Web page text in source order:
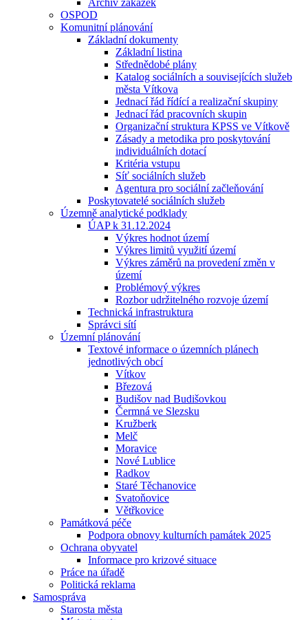
Archiv zakázek
OSPOD
Komunitní plánování
Základní dokumenty
Základní listina
Střednědobé plány
Katalog sociálních a souvisejících služeb
města Vítkova
Jednací řád řídící a realizační skupiny
Jednací řád pracovních skupin
Organizační struktura KPSS ve Vítkově
Zásady a metodika pro poskytování
individuálních dotací
Kritéria vstupu
Síť sociálních služeb
Agentura pro sociální začleňování
Poskytovatelé sociálních služeb
Územně analytické podklady
ÚAP k 31.12.2024
Výkres hodnot území
Výkres limitů využití území
Výkres záměrů na provedení změn v
území
Problémový výkres
Rozbor udržitelného rozvoje území
Technická infrastruktura
Správci sítí
Územní plánování
Textové informace o územních plánech
jednotlivých obcí
Vítkov
Březová
Budišov nad Budišovkou
Čermná ve Slezsku
Kružberk
Melč
Moravice
Nové Lublice
Radkov
Staré Těchanovice
Svatoňovice
Větřkovice
Památková péče
Podpora obnovy kulturních památek 2025
Ochrana obyvatel
Informace pro krizové situace
Práce na úřadě
Politická reklama
Samospráva
Starosta města